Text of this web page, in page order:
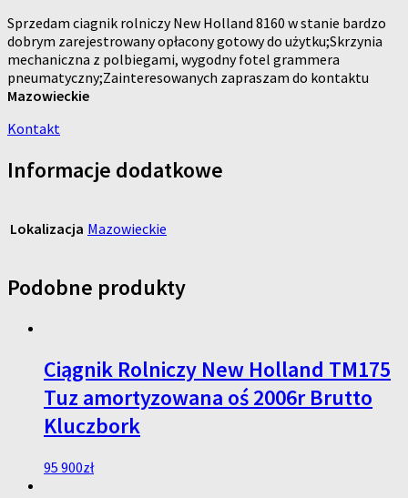
Sprzedam ciagnik rolniczy New Holland 8160 w stanie bardzo
dobrym zarejestrowany opłacony gotowy do użytku;Skrzynia
mechaniczna z polbiegami, wygodny fotel grammera
pneumatyczny;Zainteresowanych zapraszam do kontaktu
Mazowieckie
Kontakt
Informacje dodatkowe
Lokalizacja Mazowieckie
Podobne produkty
Ciągnik Rolniczy New Holland TM175
Tuz amortyzowana oś 2006r Brutto
Kluczbork
95 900zł